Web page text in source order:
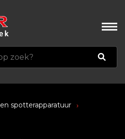
spotterapparatuur